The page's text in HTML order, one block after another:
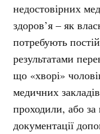
недостовірних
здоров’я – як
потребують
результатами
що «хворі»
медичних
проходили, або
документації